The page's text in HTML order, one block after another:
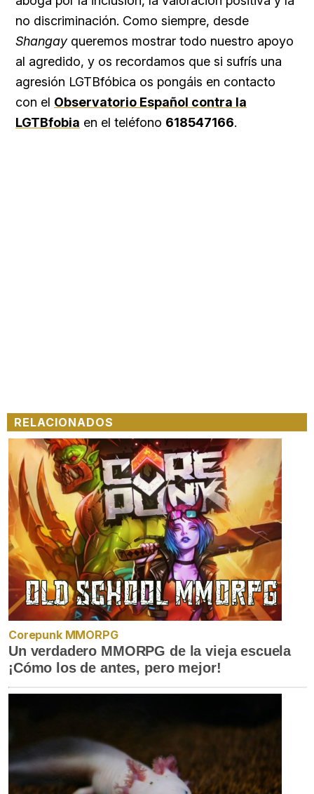
no discriminación. Como siempre, desde
Shangay queremos mostrar todo nuestro apoyo
al agredido, y os recordamos que si sufrís una
agresión LGTBfóbica os pongáis en contacto
con el Observatorio Español contra la
LGTBfobia en el teléfono 618547166.
RELACIONADOS
Corepunk MMORPG
Un verdadero MMORPG de la vieja escuela
¡Cómo los de antes, pero mejor!